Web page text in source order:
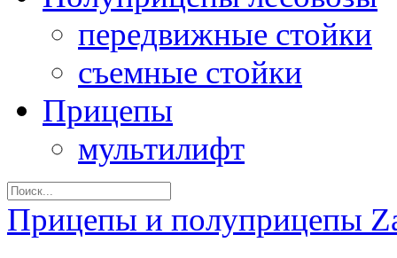
передвижные стойки
съемные стойки
Прицепы
мультилифт
Прицепы и полуприцепы